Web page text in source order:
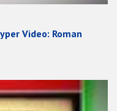
Video: Roman